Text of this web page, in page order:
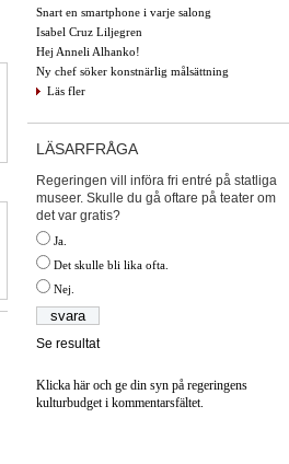
Snart en smartphone i varje salong
Isabel Cruz Liljegren
Hej Anneli Alhanko!
Ny chef söker konstnärlig målsättning
Läs fler
LÄSARFRÅGA
Regeringen vill införa fri entré på statliga
museer. Skulle du gå oftare på teater om
det var gratis?
Ja.
Det skulle bli lika ofta.
Nej.
Se resultat
Klicka här och ge din syn på regeringens
kulturbudget i kommentarsfältet.